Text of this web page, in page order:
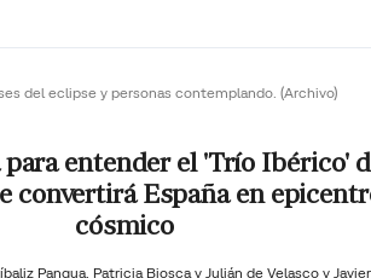
del eclipse y personas contemplando. (Archivo)
para entender el 'Trío Ibérico'
convertirá España en
cósmico
Pangua, Patricia Biosca y Julián de Velasco y Javier